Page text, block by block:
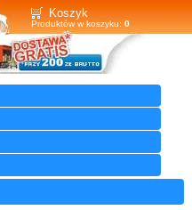
Koszyk
Produktów w koszyku: 0